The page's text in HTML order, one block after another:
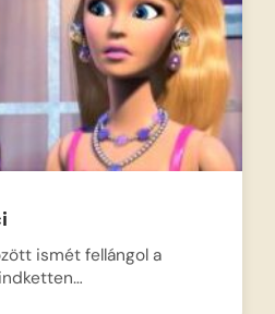
ismét fellángol a